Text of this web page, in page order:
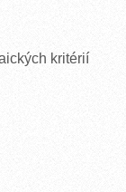
kritérií